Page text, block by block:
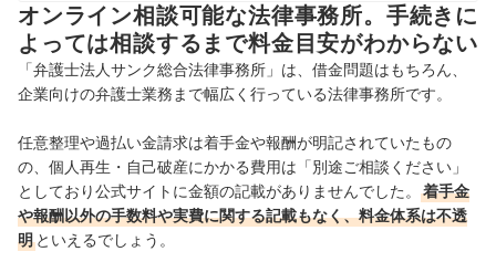
オンライン相談可能な法律事務所。手続きに
よっては相談するまで料金目安がわからない
「弁護士法人サンク総合法律事務所」は、借金問題はもちろん、
企業向けの弁護士業務まで幅広く行っている法律事務所です。
任意整理や過払い金請求は着手金や報酬が明記されていたもの
の、個人再生・自己破産にかかる費用は「別途ご相談ください」
としており公式サイトに金額の記載がありませんでした。
着手金
や報酬以外の手数料や実費に関する記載もなく、料金体系は不透
明 といえるでしょう。